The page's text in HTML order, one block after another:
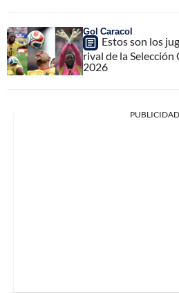
Gol Caracol
Estos son los
rival de la
2026
PUBLICIDAD